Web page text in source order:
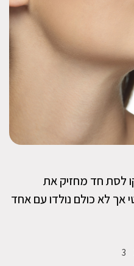
לסת חד מחזיק את
אך לא כולם נולדו עם אחד
3